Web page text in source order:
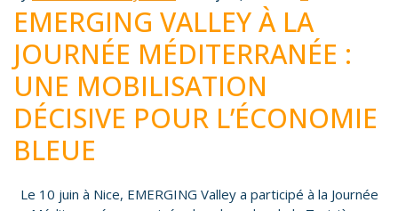
EMERGING VALLEY À LA
JOURNÉE MÉDITERRANÉE :
UNE MOBILISATION
DÉCISIVE POUR L’ÉCONOMIE
BLEUE
Le 10 juin à Nice, EMERGING Valley a participé à la Journée